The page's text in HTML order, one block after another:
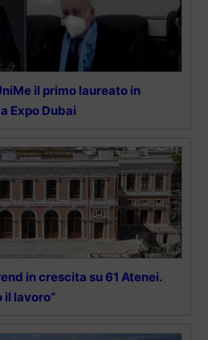
il primo laureato in
Expo Dubai
in crescita su 61 Atenei.
il lavoro”